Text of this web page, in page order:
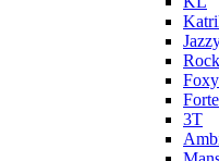
Foxy
Forte
3T